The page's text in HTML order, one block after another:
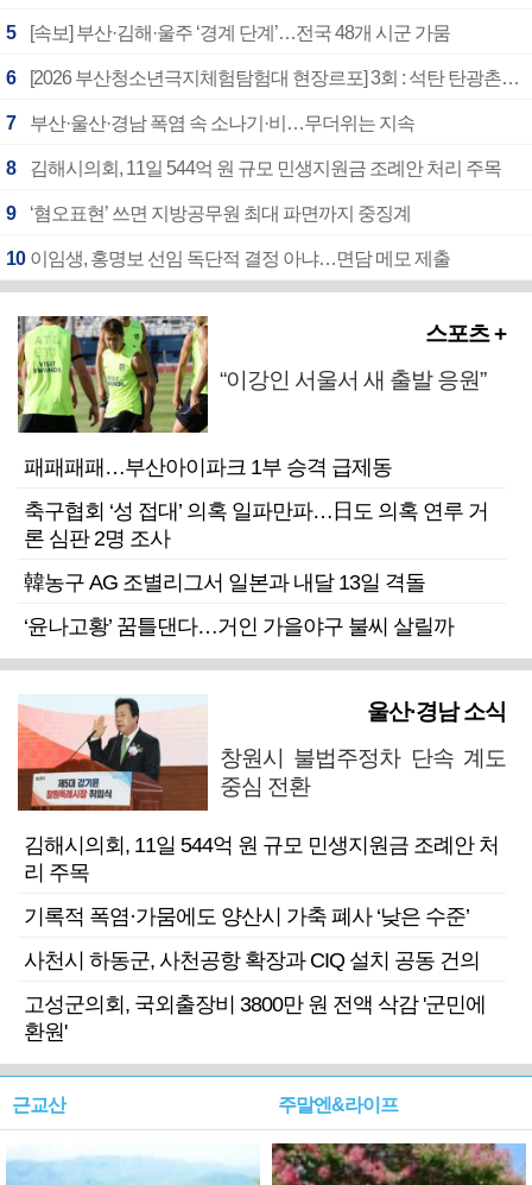
5 [속보] 부산·김해·울주 ‘경계 단계’…전국 48개 시군 가뭄
6 [2026 부산청소년극지체험탐험대 현장르포] 3회 : 석탄 탄광촌에서 북극 연구의 중심지로
7 부산·울산·경남 폭염 속 소나기·비…무더위는 지속
8 김해시의회, 11일 544억 원 규모 민생지원금 조례안 처리 주목
9 ‘혐오표현’ 쓰면 지방공무원 최대 파면까지 중징계
10 이임생, 홍명보 선임 독단적 결정 아냐…면담 메모 제출
스포츠 +
“이강인 서울서 새 출발 응원”
패패패패…부산아이파크 1부 승격 급제동
축구협회 ‘성 접대’ 의혹 일파만파…日도 의혹 연루 거
론 심판 2명 조사
韓농구 AG 조별리그서 일본과 내달 13일 격돌
‘윤나고황’ 꿈틀댄다…거인 가을야구 불씨 살릴까
울산·경남 소식
창원시 불법주정차 단속 계도
중심 전환
김해시의회, 11일 544억 원 규모 민생지원금 조례안 처
리 주목
기록적 폭염·가뭄에도 양산시 가축 폐사 ‘낮은 수준’
사천시 하동군, 사천공항 확장과 CIQ 설치 공동 건의
고성군의회, 국외출장비 3800만 원 전액 삭감 '군민에
환원'
근교산 주말엔&라이프